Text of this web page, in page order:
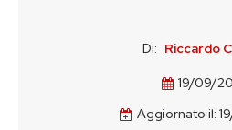
Di: Riccardo
19/09/
Aggiornato il: